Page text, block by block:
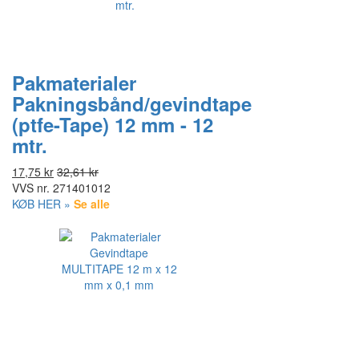
Pakmaterialer
Pakningsbånd/gevindtape
(ptfe-Tape) 12 mm - 12
mtr.
17,75 kr 32,61 kr
VVS nr. 271401012
KØB HER » Se alle